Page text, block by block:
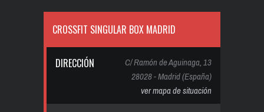
CROSSFIT SINGULAR BOX MADRID
DIRECCIÓN
C/ Ramón de Aguinaga, 13
28028 - Madrid (España)
ver mapa de situación